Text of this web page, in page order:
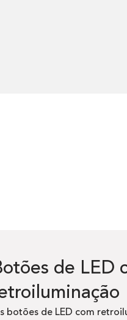
de LED
botões de LED com